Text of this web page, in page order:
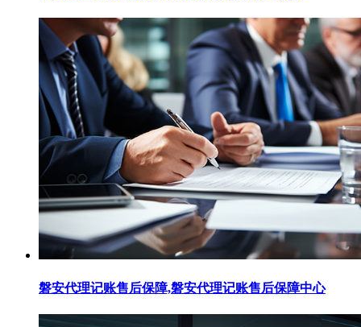
磐安代理记账售后保障,磐安代理记账售后保障中心